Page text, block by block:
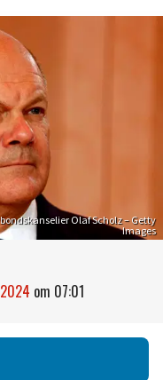
Olaf Scholz – Getty
Images
om 07:01